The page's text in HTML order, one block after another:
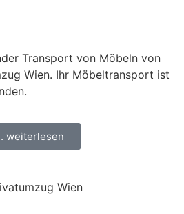
Transport von Möbeln von
Wien. Ihr Möbeltransport ist
weiterlesen